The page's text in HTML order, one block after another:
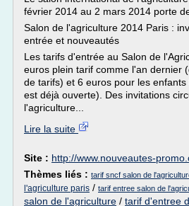
février 2014 au 2 mars 2014 porte
Salon de l'agriculture 2014 Paris :
entrée et nouveautés
Les tarifs d'entrée au Salon de
euros plein tarif comme l'an dernier
de tarifs) et 6 euros pour les
est déjà ouverte). Des invitations
l'agriculture...
Lire la suite
Site : http://www.nouveautes-
Thèmes liés : tarif sncf salon de
l'agriculture paris / tarif entree salon de
salon de l'agriculture / tarif d'entree